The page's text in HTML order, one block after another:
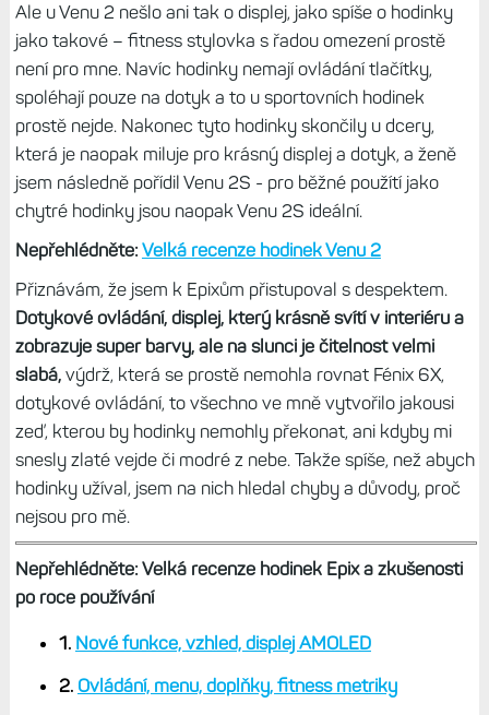
Ale u Venu 2 nešlo ani tak o displej, jako spíše o hodinky
jako takové – fitness stylovka s řadou omezení prostě
není pro mne. Navíc hodinky nemají ovládání tlačítky,
spoléhají pouze na dotyk a to u sportovních hodinek
prostě nejde. Nakonec tyto hodinky skončily u dcery,
která je naopak miluje pro krásný displej a dotyk, a ženě
jsem následně pořídil Venu 2S - pro běžné použítí jako
chytré hodinky jsou naopak Venu 2S ideální.
Nepřehlédněte: Velká recenze hodinek Venu 2
Přiznávám, že jsem k Epixům přistupoval s despektem.
Dotykové ovládání, displej, který krásně svítí v interiéru a
zobrazuje super barvy, ale na slunci je čitelnost velmi
slabá,výdrž, která se prostě nemohla rovnat Fénix 6X,
dotykové ovládání, to všechno ve mně vytvořilo jakousi
zeď, kterou by hodinky nemohly překonat, ani kdyby mi
snesly zlaté vejde či modré z nebe. Takže spíše, než abych
hodinky užíval, jsem na nich hledal chyby a důvody, proč
nejsou pro mě.
Nepřehlédněte: Velká recenze hodinek Epix a zkušenosti
po roce používání
1. Nové funkce, vzhled, displej AMOLED
2. Ovládání, menu, doplňky, fitness metriky